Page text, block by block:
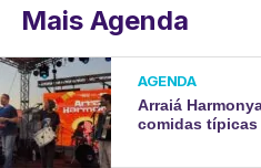
Mais Agenda
AGENDA
Arraiá
comidas típicas